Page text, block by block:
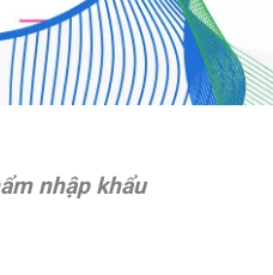
nhập khẩu